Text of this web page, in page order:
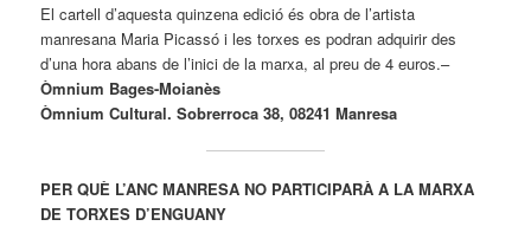
El cartell d’aquesta quinzena edició és obra de l’artista
manresana Maria Picassó i les torxes es podran adquirir des
d’una hora abans de l’inici de la marxa, al preu de 4 euros.–
Òmnium Bages-Moianès
Òmnium Cultural. Sobrerroca 38, 08241 Manresa
PER QUÈ L’ANC MANRESA NO PARTICIPARÀ A LA MARXA
DE TORXES D’ENGUANY